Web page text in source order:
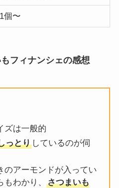
1個〜
フィナンシェの感想
ズは一般的
っとりしているのが伺
のアーモンドが入ってい
わかり、
さつまいも